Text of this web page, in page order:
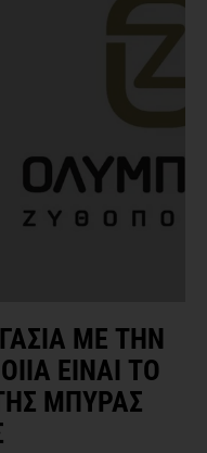
ΜΕ ΤΗΝ
ΕΙΝΑΙ ΤΟ
ΜΠΥΡΑΣ